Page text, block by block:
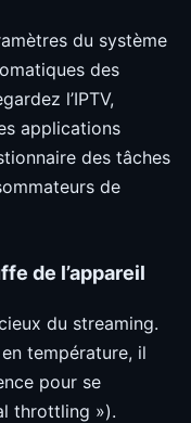
du système
des
l’IPTV,
applications
des tâches
de
de l’appareil
du streaming.
température, il
pour se
throttling »).